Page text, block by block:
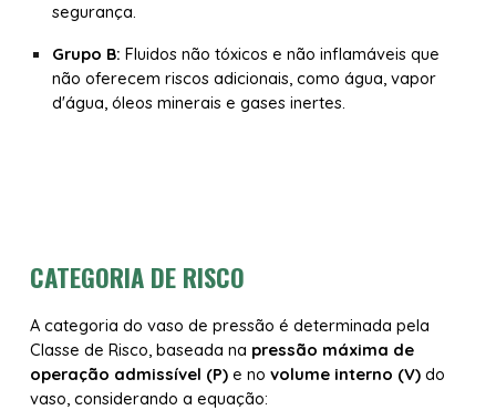
segurança.
Grupo B: Fluidos não tóxicos e não inflamáveis que
não oferecem riscos adicionais, como água, vapor
d'água, óleos minerais e gases inertes.
CATEGORIA DE RISCO
A categoria do vaso de pressão é determinada pela
Classe de Risco , baseada na pressão máxima de
operação admissível (P) e novolume interno (V) do
vaso, considerando a equação: